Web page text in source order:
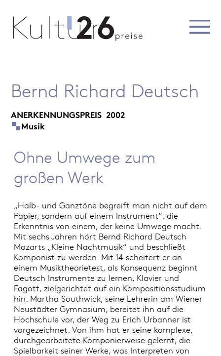
Bernd Richard Deutsch
ANERKENNUNGSPREIS 2002
Musik
Ohne Umwege zum
großen Werk
„Halb- und Ganztöne begreift man nicht auf dem
Papier, sondern auf einem Instrument“: die
Erkenntnis von einem, der keine Umwege macht.
Mit sechs Jahren hört Bernd Richard Deutsch
Mozarts „Kleine Nachtmusik“ und beschließt
Komponist zu werden. Mit 14 scheitert er an
einem Musiktheorietest, als Konsequenz beginnt
Deutsch Instrumente zu lernen, Klavier und
Fagott, zielgerichtet auf ein Kompositionsstudium
hin. Martha Southwick, seine Lehrerin am Wiener
Neustädter Gymnasium, bereitet ihn auf die
Hochschule vor, der Weg zu Erich Urbanner ist
vorgezeichnet. Von ihm hat er seine komplexe,
durchgearbeitete Komponierweise gelernt, die
Spielbarkeit seiner Werke, was Interpreten von